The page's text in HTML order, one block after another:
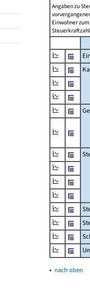
Angaben zu
Einwohner
▴ nach oben